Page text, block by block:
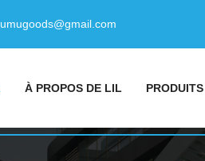
À PROPOS DE LIL PRODUITS